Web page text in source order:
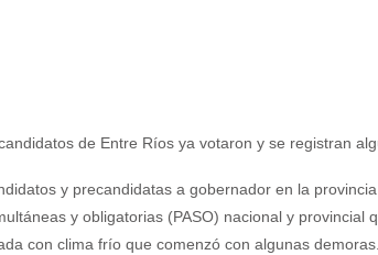
y precandidatas a gobernador en la
y obligatorias (PASO) nacional y
con clima frío que comenzó con algunas demoras.